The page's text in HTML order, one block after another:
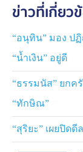
บอกว่า เป็นเรื่อ
ยินดี แต่หากมีโอ
ข่าวที่เกี่ยว
“อนุทิน” มอง ป
“น้ำเงิน” อยู่ดี
“ธรรมนัส” ยกค
“ทักษิณ”
“สุริยะ” เผยปิด